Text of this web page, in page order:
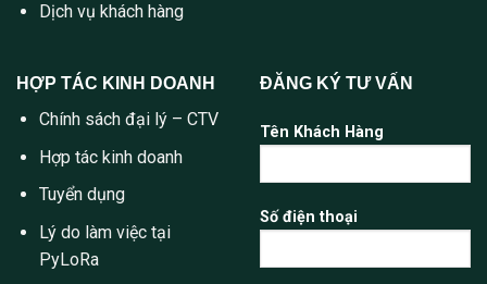
Dịch vụ khách hàng
HỢP TÁC KINH DOANH
Chính sách đại lý – CTV
Hợp tác kinh doanh
Tuyển dụng
Lý do làm việc tại
PyLoRa
ĐĂNG KÝ TƯ VẤN
Tên Khách Hàng
Số điện thoại